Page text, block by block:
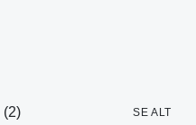
(2) SE ALT